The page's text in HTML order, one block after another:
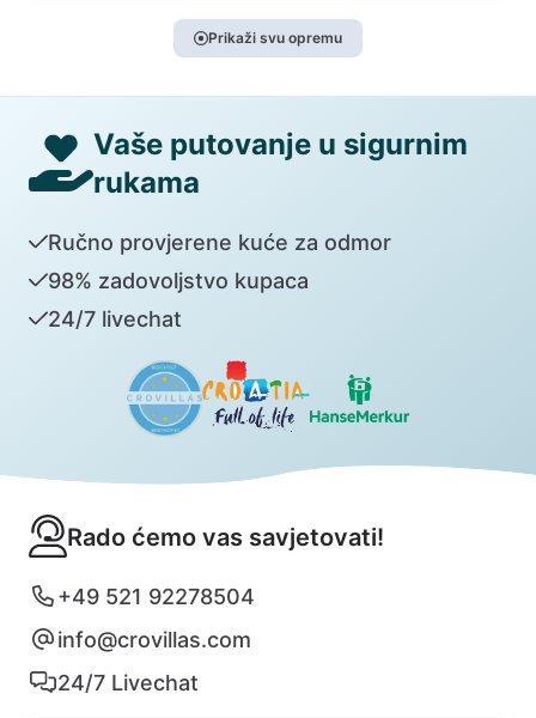
Prikaži svu opremu
Vaše putovanje u sigurnim
rukama
Ručno provjerene kuće za odmor
98% zadovoljstvo kupaca
24/7 livechat
Rado ćemo vas savjetovati!
+49 521 92278504
info@crovillas.com
24/7 Livechat